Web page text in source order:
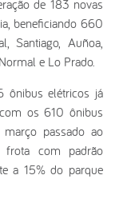
de 183 novas
beneficiando 660
Santiago, Auñoa,
e Lo Prado.
ônibus elétricos já
os 610 ônibus
passado ao
frota com padrão
a 15% do parque